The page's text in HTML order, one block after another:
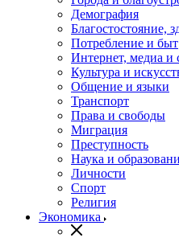
Демография
Благостостояние,
Потребление и быт
Интернет, медиа и
Культура и
Общение и языки
Транспорт
Права и свободы
Миграция
Преступность
Наука и
Личности
Спорт
Религия
Экономика